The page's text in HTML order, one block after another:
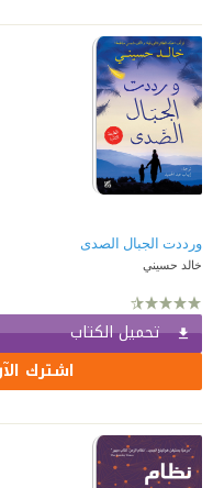
ورددت الجبال الصدى
خالد حسيني
تحميل الكتاب
اشترك